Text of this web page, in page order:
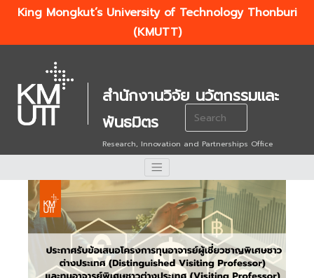
King Mongkut’s University of Technology Thonburi
(KMUTT)
สำนักงานวิจัย นวัตกรรมและ
พันธมิตร
Research, Innovation and Partnerships Office
Search
for: